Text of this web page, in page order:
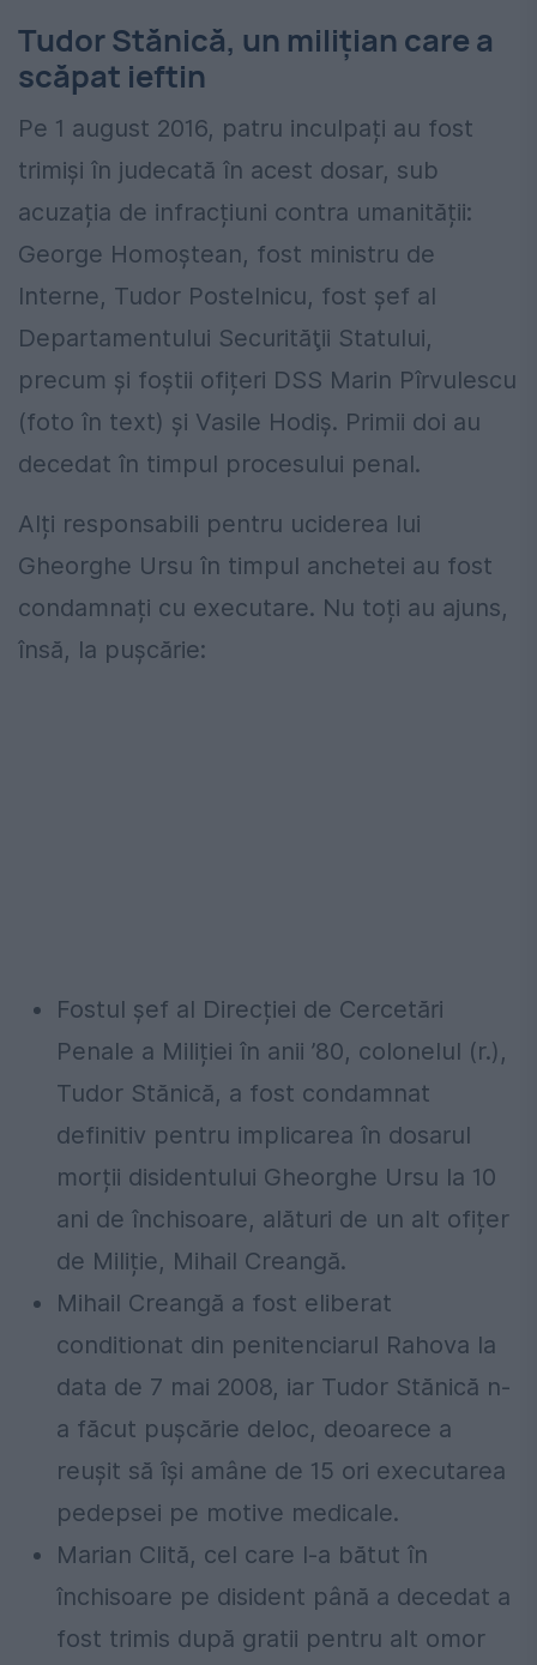
Tudor Stănică, un milițian care a
scăpat ieftin
Pe 1 august 2016, patru inculpați au fost
trimiși în judecată în acest dosar, sub
acuzația de infracțiuni contra umanității:
George Homoştean, fost ministru de
Interne, Tudor Postelnicu, fost şef al
Departamentului Securităţii Statului,
precum și foștii ofițeri DSS Marin Pîrvulescu
(foto în text) și Vasile Hodiș. Primii doi au
decedat în timpul procesului penal.
Alți responsabili pentru uciderea lui
Gheorghe Ursu în timpul anchetei au fost
condamnați cu executare. Nu toți au ajuns,
însă, la pușcărie:
Fostul șef al Direcției de Cercetări
Penale a Miliției în anii ’80, colonelul (r.),
Tudor Stănică, a fost condamnat
definitiv pentru implicarea în dosarul
morții disidentului Gheorghe Ursu la 10
ani de închisoare, alături de un alt ofițer
de Miliție, Mihail Creangă.
Mihail Creangă a fost eliberat
conditionat din penitenciarul Rahova la
data de 7 mai 2008, iar Tudor Stănică n-
a făcut pușcărie deloc, deoarece a
reușit să își amâne de 15 ori executarea
pedepsei pe motive medicale.
Marian Clită, cel care l-a bătut în
închisoare pe disident până a decedat a
fost trimis după gratii pentru alt omor